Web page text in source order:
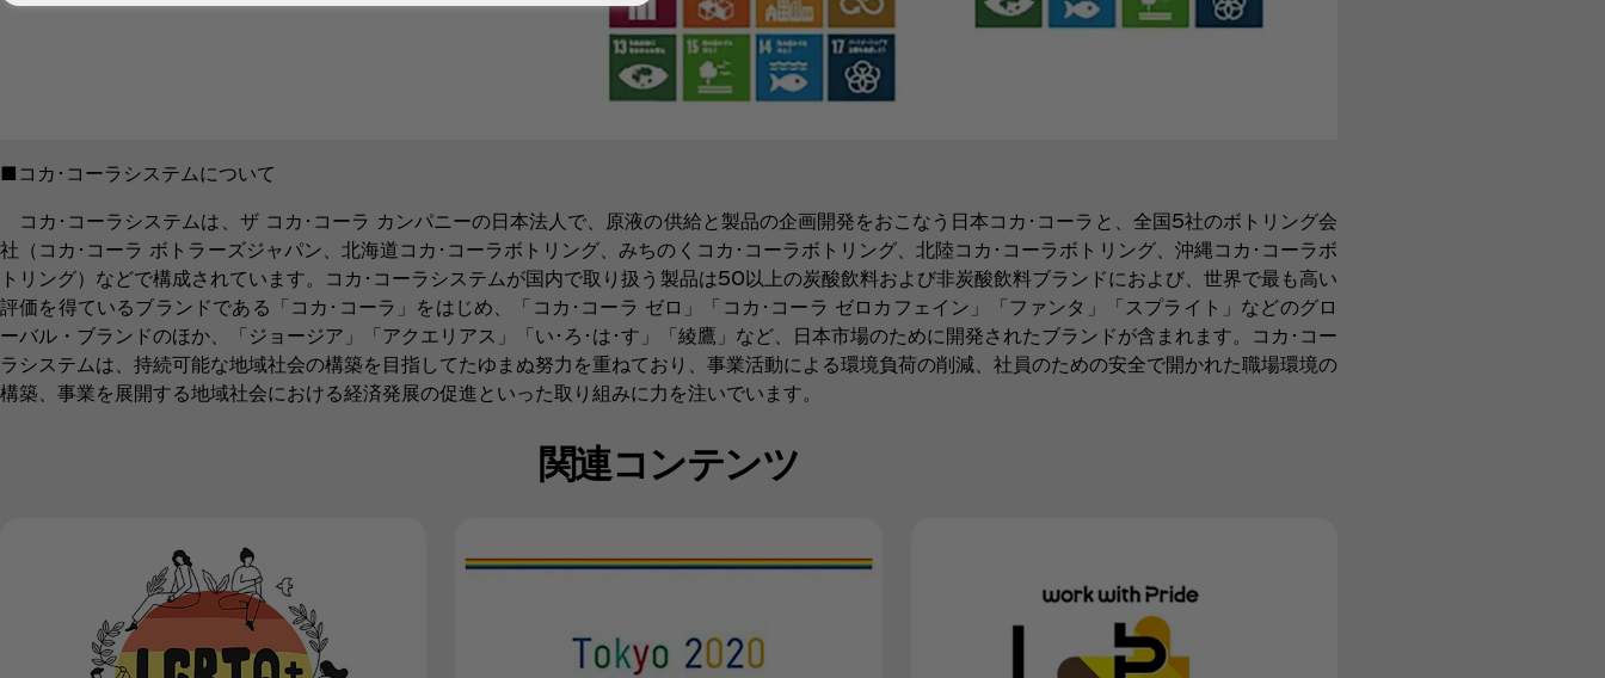
■コカ･コーラシステムについて
コカ･コーラシステムは、ザ コカ･コーラ カンパニーの日本法人で、原液の供給と製品の企画開発をおこなう日本コカ･コーラと、全国5社のボトリング会
社（コカ･コーラ ボトラーズジャパン、北海道コカ･コーラボトリング、みちのくコカ･コーラボトリング、北陸コカ･コーラボトリング、沖縄コカ･コーラボ
トリング）などで構成されています。コカ･コーラシステムが国内で取り扱う製品は50以上の炭酸飲料および非炭酸飲料ブランドにおよび、世界で最も高い
評価を得ているブランドである「コカ･コーラ」をはじめ、「コカ･コーラ ゼロ」「コカ･コーラ ゼロカフェイン」「ファンタ」「スプライト」などのグロ
ーバル・ブランドのほか、「ジョージア」「アクエリアス」「い･ろ･は･す」「綾鷹」など、日本市場のために開発されたブランドが含まれます。コカ･コー
ラシステムは、持続可能な地域社会の構築を目指してたゆまぬ努力を重ねており、事業活動による環境負荷の削減、社員のための安全で開かれた職場環境の
構築、事業を展開する地域社会における経済発展の促進といった取り組みに力を注いでいます。
関連コンテンツ